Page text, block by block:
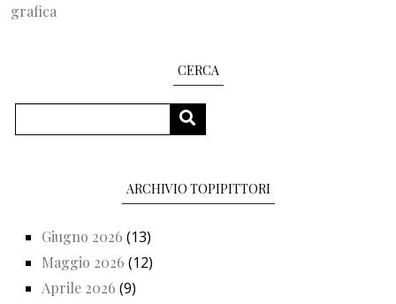
grafica
CERCA
CERCA
ARCHIVIO TOPIPITTORI
Giugno 2026 (13)
Maggio 2026 (12)
Aprile 2026 (9)